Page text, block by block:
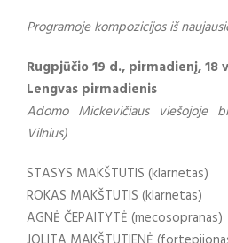
Programoje kompozicijos iš
Rugpjūčio 19 d., pirmadienį, 18
Lengvas pirmadienis
Adomo Mickevičiaus viešojoje
Vilnius)
STASYS MAKŠTUTIS (klarnetas)
ROKAS MAKŠTUTIS (klarnetas)
AGNĖ ČEPAITYTĖ (mecosopranas)